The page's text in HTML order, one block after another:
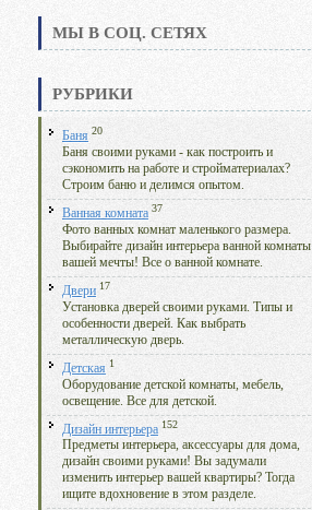
МЫ В СОЦ. СЕТЯХ
РУБРИКИ
Баня 20
Баня своими руками - как построить и
сэкономить на работе и стройматериалах?
Строим баню и делимся опытом.
Ванная комната 37
Фото ванных комнат маленького размера.
Выбирайте дизайн интерьера ванной комнаты
вашей мечты! Все о ванной комнате.
Двери 17
Установка дверей своими руками. Типы и
особенности дверей. Как выбрать
металлическую дверь.
Детская 1
Оборудование детской комнаты, мебель,
освещение. Все для детской.
Дизайн интерьера 152
Предметы интерьера, аксессуары для дома,
дизайн своими руками! Вы задумали
изменить интерьер вашей квартиры? Тогда
ищите вдохновение в этом разделе.